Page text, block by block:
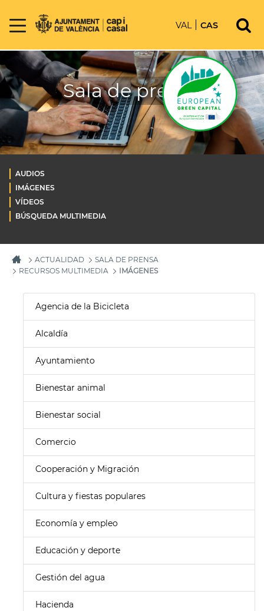
VAL CAS
Sala de prensa
AUDIOS
IMÁGENES
VÍDEOS
BÚSQUEDA MULTIMEDIA
ACTUALIDAD
SALA DE PRENSA
RECURSOS MULTIMEDIA
IMÁGENES
Agencia de la Bicicleta
Alcaldía
Ayuntamiento
Bienestar animal
Bienestar social
Comercio
Cooperación y Migración
Cultura y fiestas populares
Economía y empleo
Educación y deporte
Gestión del agua
Hacienda